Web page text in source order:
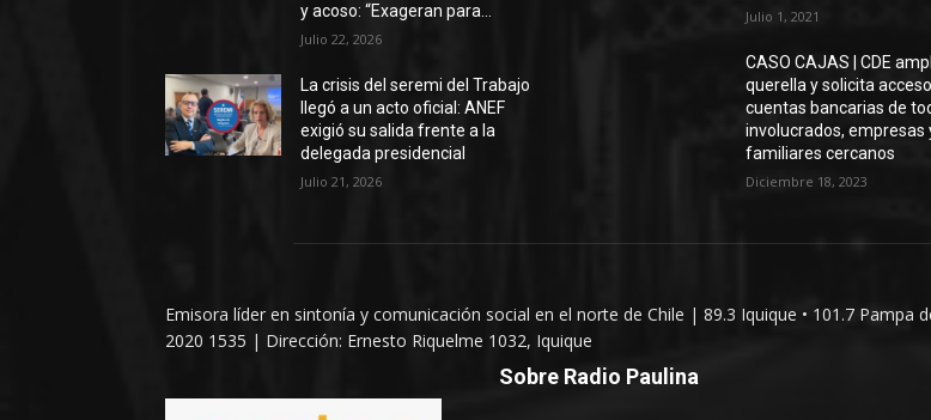
y acoso: “Exageran para...
Julio 22, 2026
La crisis del seremi del Trabajo
llegó a un acto oficial: ANEF
exigió su salida frente a la
delegada presidencial
Julio 21, 2026
Julio 1, 2021
CASO CAJAS | CDE
querella y solicita
cuentas bancarias de
involucrados, empresas
familiares cercanos
Diciembre 18, 2023
Emisora líder en sintonía y comunicación social en el norte de Chile | 89.3 Iquique • 101.7 Pampa
2020 1535 | Dirección: Ernesto Riquelme 1032, Iquique
Sobre Radio Paulina